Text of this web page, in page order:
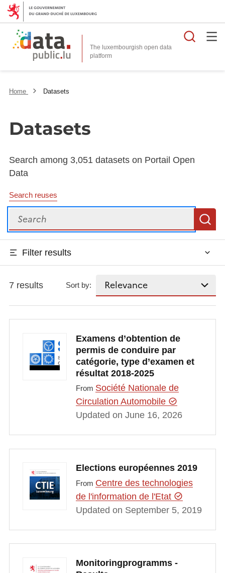
The luxembourgish open data
platform
Home Datasets
Datasets
Search among 3,051 datasets on Portail Open
Data
Search reuses
Search
Filter results
7 results Sort by:
Examens d’obtention de
permis de conduire par
catégorie, type d’examen et
résultat 2018-2025
From Société Nationale de
Circulation Automobile
Updated on June 16, 2026
Elections européennes 2019
From Centre des technologies
de l'information de l'Etat
Updated on September 5, 2019
Monitoringprogramms -